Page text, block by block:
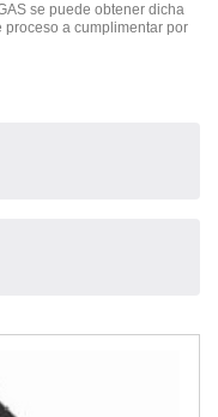
se puede obtener dicha
a cumplimentar por